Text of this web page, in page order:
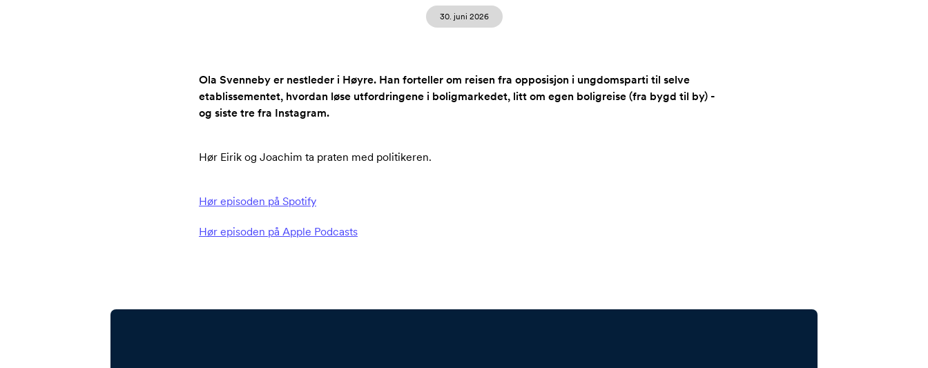
30. juni 2026
Ola Svenneby er nestleder i Høyre. Han forteller om reisen fra opposisjon i ungdomsparti til selve
etablissementet, hvordan løse utfordringene i boligmarkedet, litt om egen boligreise (fra bygd til by) -
og siste tre fra Instagram.
Hør Eirik og Joachim ta praten med politikeren.
Hør episoden på Spotify
Hør episoden på Apple Podcasts